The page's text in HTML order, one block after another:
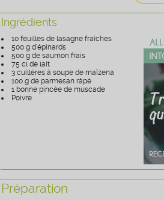
Ingrédients
10 feuilles de lasagne fraîches
500 g d’épinards
500 g de saumon frais
75 cl de lait
3 cuillères à soupe de maïzena
100 g de parmesan râpé
1 bonne pincée de muscade
Poivre
Préparation